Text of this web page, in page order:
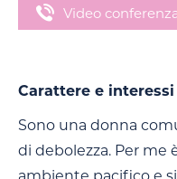
Video
Carattere e interessi
Sono una donna
di debolezza. Per me